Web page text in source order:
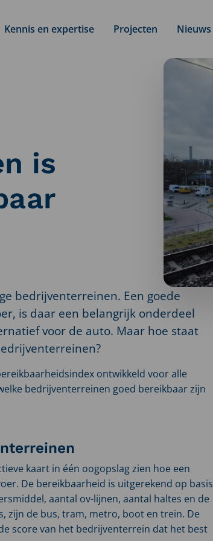
Kennis en expertise Projecten Nieuws
is
bedrijventerreinen. Een goede
is daar een belangrijk onderdeel
voor de auto. Maar hoe staat
ontwikkeld voor alle
bedrijventerreinen goed bereikbaar zijn
kaart in één oogopslag zien hoe een
De bereikbaarheid is uitgerekend op basis
aantal ov-lijnen, aantal haltes en de
zijn de bus, tram, metro, boot en trein. De
score van het bedrijventerrein dat het best